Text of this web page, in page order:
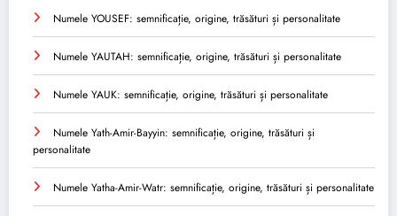
Numele YOUSEF: semnificație, origine, trăsături și personalitate
Numele YAUTAH: semnificație, origine, trăsături și personalitate
Numele YAUK: semnificație, origine, trăsături și personalitate
Numele Yath-Amir-Bayyin: semnificație, origine, trăsături și
personalitate
Numele Yatha-Amir-Watr: semnificație, origine, trăsături și personalitate